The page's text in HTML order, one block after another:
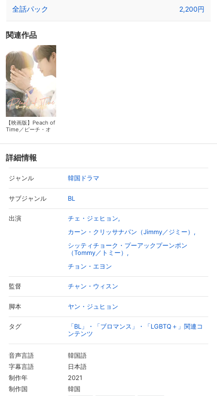
全話パック 2,200円
関連作品
【映画版】Peach of
Time／ピーチ・オ
詳細情報
ジャンル 韓国ドラマ
サブジャンル BL
出演
チェ・ジェヒョン
カーン・クリッサナパン（Jimmy／ジミー）
シッティチョーク・プーアックプーンポン
（Tommy／トミー）
チョン・エヨン
監督 チャン・ウィスン
脚本 ヤン・ジュヒョン
タグ
「BL」・「ブロマンス」・「LGBTQ＋」関連コ
ンテンツ
音声言語 韓国語
字幕言語 日本語
制作年 2021
制作国 韓国